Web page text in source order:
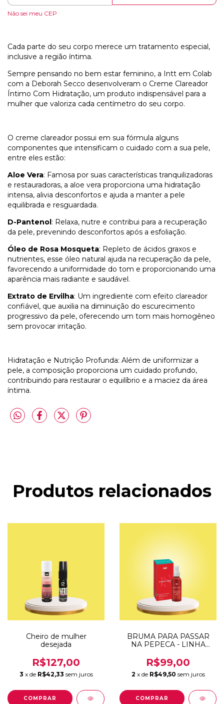
Não sei meu CEP
Cada parte do seu corpo merece um tratamento especial,
inclusive a região íntima.
Sempre pensando no bem estar feminino, a Intt em Colab
com a Deborah Secco desenvolveram o Creme Clareador
Íntimo Com Hidratação, um produto indispensável para a
mulher que valoriza cada centímetro do seu corpo.
O creme clareador possui em sua fórmula alguns
componentes que intensificam o cuidado com a sua pele,
entre eles estão:
Aloe Vera: Famosa por suas características tranquilizadoras
e restauradoras, a aloe vera proporciona uma hidratação
intensa, alivia desconfortos e ajuda a manter a pele
equilibrada e resguardada.
D-Pantenol: Relaxa, nutre e contribui para a recuperação
da pele, prevenindo desconfortos após a esfoliação.
Óleo de Rosa Mosqueta: Repleto de ácidos graxos e
nutrientes, esse óleo natural ajuda na recuperação da pele,
favorecendo a uniformidade do tom e proporcionando uma
aparência mais radiante e saudável.
Extrato de Ervilha: Um ingrediente com efeito clareador
confiável, que auxilia na diminuição do escurecimento
progressivo da pele, oferecendo um tom mais homogêneo
sem provocar irritação.
Hidratação e Nutrição Profunda: Além de uniformizar a
pele, a composição proporciona um cuidado profundo,
contribuindo para restaurar o equilíbrio e a maciez da área
íntima.
Produtos relacionados
Cheiro de mulher
desejada
R$127,00
3 x de R$42,33 sem juros
BRUMA PARA PASSAR
NA PEPECA - LINHA
R$99,00
2 x de R$49,50 sem juros